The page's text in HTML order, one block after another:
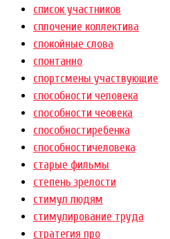
список участников
сплочение коллектива
спокойные слова
спонтанно
спортсмены участвующие
способности человека
способности чеовека
способностиребенка
способностичеловека
старые фильмы
степень зрелости
стимул людям
стимулирование труда
стратегия про